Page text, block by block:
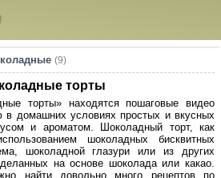
(9)
торты
торты» находятся пошаговые видео
в домашних условиях простых и вкусных
и ароматом. Шоколадный торт, как
шоколадных бисквитных
шоколадной глазури или из других
на основе шоколада или какао.
найти довольно много рецептов по